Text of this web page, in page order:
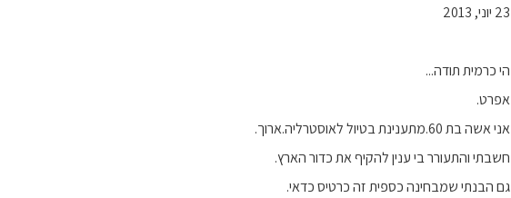
23 יוני, 2013
הי כרמית תודה...
אפרט.
אני אשה בת 60.מתענינת בטיול לאוסטרליה.ארוך.
חשבתי והתעורר בי ענין להקיף את כדור הארץ.
גם הבנתי שמבחינה כספית זה כרטיס כדאי.